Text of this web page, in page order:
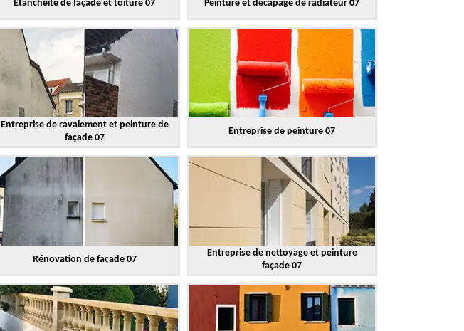
Etanchéite de façade et toiture 07 Peinture et décapage de radiateur 07
Entreprise de ravalement et peinture de
façade 07
Entreprise de peinture 07
Rénovation de façade 07
Entreprise de nettoyage et peinture
façade 07